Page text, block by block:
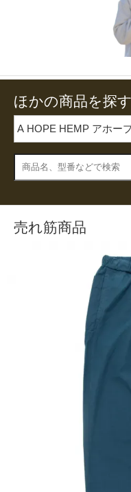
ほかの商品を探す
売れ筋商品